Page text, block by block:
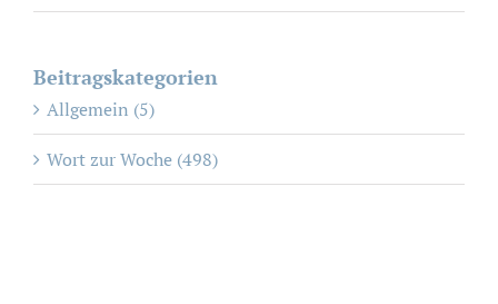
Beitragskategorien
Allgemein (5)
Wort zur Woche (498)